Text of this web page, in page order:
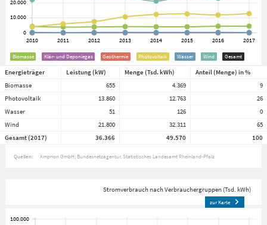
Biomasse Klär- und Deponiegas Geothermie Photovoltaik Wasser Wind Gesamt
Energieträger Leistung (kW) Menge (Tsd. kWh)
Anteil (Menge) in %
Biomasse
655 4.369
9
Photovoltaik
13.860 12.763
26
Wasser
51 126
0
Wind
21.800 32.311
65
Gesamt (2017)
36.366 49.570 100
Quellen: Amprion GmbH Bundesnetzagentur Statistisches Landesamt Rheinland-Pfalz
Stromverbrauch nach Verbrauchergruppen (Tsd. kWh)
zur Karte